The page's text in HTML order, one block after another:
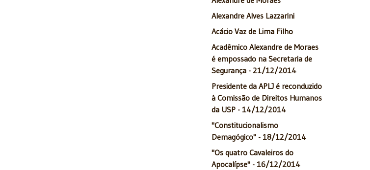
Alexandre Alves Lazzarini
Acácio Vaz de Lima Filho
Acadêmico Alexandre de Moraes
é empossado na Secretaria de
Segurança - 21/12/2014
Presidente da APLJ é reconduzido
à Comissão de Direitos Humanos
da USP - 14/12/2014
"Constitucionalismo
Demagógico" - 18/12/2014
"Os quatro Cavaleiros do
Apocalípse" - 16/12/2014